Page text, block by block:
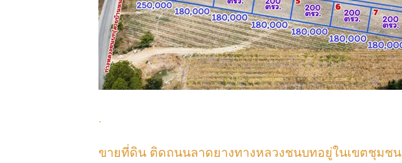
.
ขายที่ดิน ติดถนนลาดยางทางหลวงชนบทอยู่ในเขตชุมชน